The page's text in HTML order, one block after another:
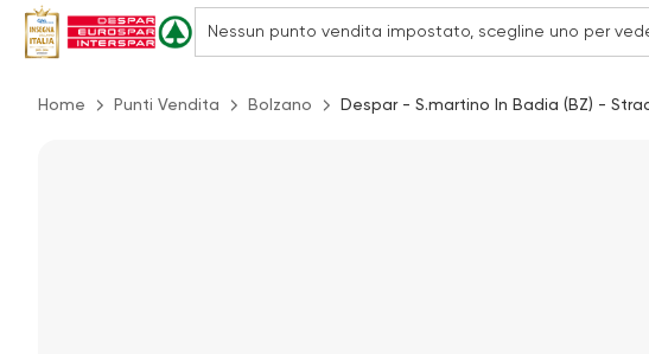
Home Punti Vendita Bolzano Despar - S.martino In Badia (BZ) -